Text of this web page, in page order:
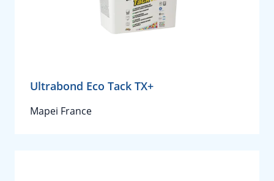
Ultrabond Eco Tack TX+
Mapei France